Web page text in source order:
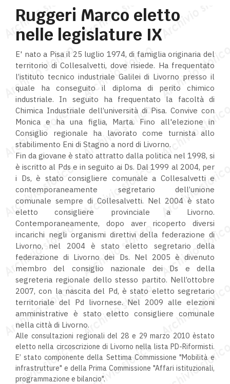
Ruggeri Marco eletto
nelle legislature IX
E' nato a Pisa il 25 luglio 1974, di famiglia originaria del
territorio di Collesalvetti, dove risiede. Ha frequentato
l’istituto tecnico industriale Galilei di Livorno presso il
quale ha conseguito il diploma di perito chimico
industriale. In seguito ha frequentato la facoltà di
Chimica Industriale dell’università di Pisa. Convive con
Monica e ha una figlia, Marta. Fino all'elezione in
Consiglio regionale ha lavorato come turnista allo
stabilimento Eni di Stagno a nord di Livorno.
Fin da giovane è stato attratto dalla politica nel 1998, si
è iscritto al Pds e in seguito ai Ds. Dal 1999 al 2004, per
i Ds, è stato consigliere comunale a Collesalvetti e
contemporaneamente segretario dell’unione
comunale sempre di Collesalvetti. Nel 2004 è stato
eletto consigliere provinciale a Livorno.
Contemporaneamente, dopo aver ricoperto diversi
incarichi negli organismi direttivi della federazione di
Livorno, nel 2004 è stato eletto segretario della
federazione di Livorno dei Ds. Nel 2005 è divenuto
membro del consiglio nazionale dei Ds e della
segreteria regionale dello stesso partito. Nell’ottobre
2007, con la nascita del Pd, è stato eletto segretario
territoriale del Pd livornese. Nel 2009 alle elezioni
amministrative è stato eletto consigliere comunale
nella città di Livorno.
Alle consultazioni regionali del 28 e 29 marzo 2010 èstato
eletto nella circoscrizione di Livorno nella lista PD-Riformisti.
E’ stato componente della Settima Commissione "Mobilità e
infrastrutture" e della Prima Commissione "Affari istituzionali,
programmazione e bilancio".